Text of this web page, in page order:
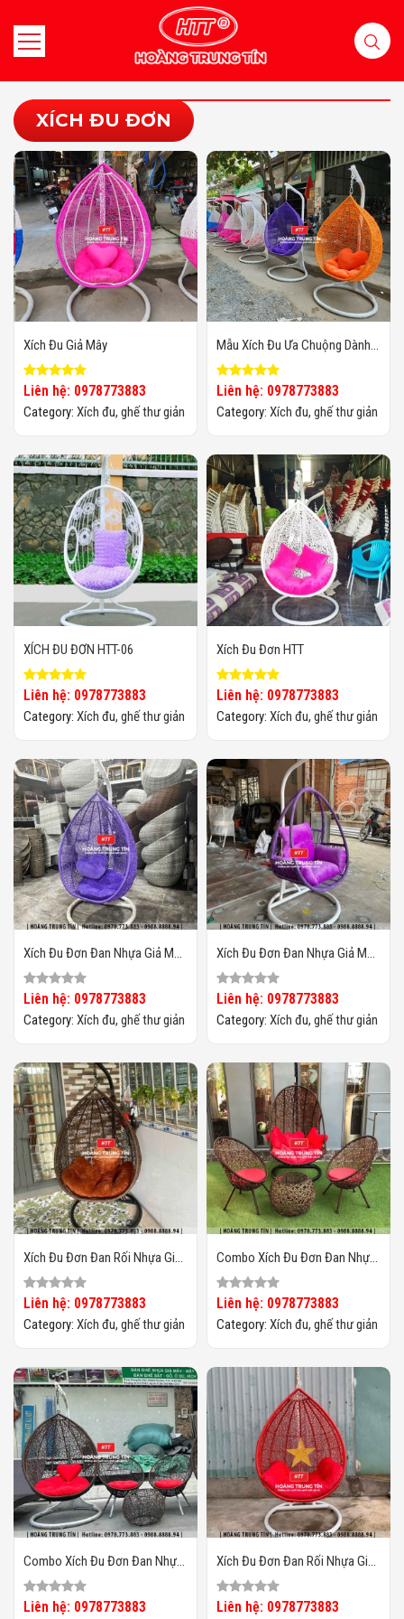
XÍCH ĐU ĐƠN
Xích Đu Giả Mây
Liên hệ: 0978773883
Category: Xích đu, ghế thư giản
Mẫu Xích Đu Ưa Chuộng Dành
Cho Quán Cafe
Liên hệ: 0978773883
Category: Xích đu, ghế thư giản
XÍCH ĐU ĐƠN HTT-06
Liên hệ: 0978773883
Category: Xích đu, ghế thư giản
Xích Đu Đơn HTT
Liên hệ: 0978773883
Category: Xích đu, ghế thư giản
Xích Đu Đơn Đan Nhựa Giả Mây
HTT002
Liên hệ: 0978773883
Category: Xích đu, ghế thư giản
Xích Đu Đơn Đan Nhựa Giả Mây
HTT01
Liên hệ: 0978773883
Category: Xích đu, ghế thư giản
Xích Đu Đơn Đan Rối Nhựa Giả
Mây HTT02
Liên hệ: 0978773883
Category: Xích đu, ghế thư giản
Combo Xích Đu Đơn Đan Nhựa
Giả Mây HTT05
Liên hệ: 0978773883
Category: Xích đu, ghế thư giản
Combo Xích Đu Đơn Đan Nhựa
Giả Mây HTT04
Liên hệ: 0978773883
Xích Đu Đơn Đan Rối Nhựa Giả
Mây HTT01
Liên hệ: 0978773883